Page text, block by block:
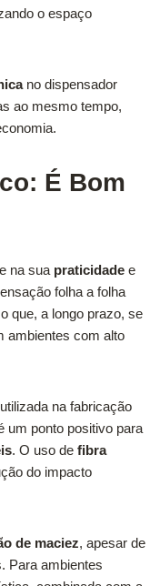
o espaço
no dispensador
ao mesmo tempo,
É Bom
na sua praticidade e
folha a folha
que, a longo prazo, se
ambientes com alto
na fabricação
um ponto positivo para
. O uso de fibra
do impacto
de maciez, apesar de
Para ambientes